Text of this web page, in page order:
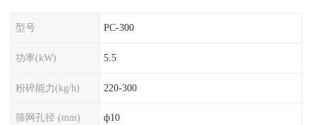
型号 PC-300
功率(kW) 5.5
粉碎能力(kg/h) 220-300
筛网孔径 (mm) ф10